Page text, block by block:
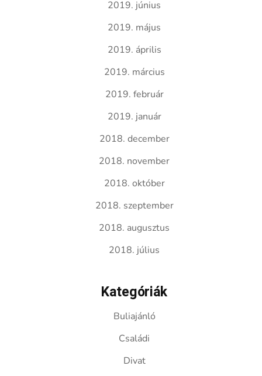
2019. június
2019. május
2019. április
2019. március
2019. február
2019. január
2018. december
2018. november
2018. október
2018. szeptember
2018. augusztus
2018. július
Kategóriák
Buliajánló
Családi
Divat